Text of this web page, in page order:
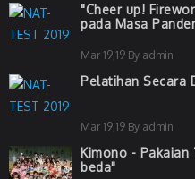
"Cheer up!
pada Masa
Mar 19,19 By admin
Pelatihan Secara
Mar 19,19 By admin
Kimono - Pakaian
beda"